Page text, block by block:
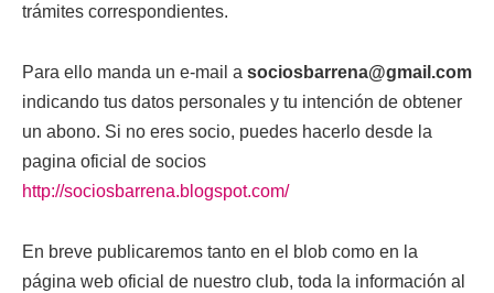
trámites correspondientes.
Para ello manda un e-mail a sociosbarrena@gmail.com
indicando tus datos personales y tu intención de obtener
un abono. Si no eres socio, puedes hacerlo desde la
pagina oficial de socios
http://sociosbarrena.blogspot.com/
En breve publicaremos tanto en el blob como en la
página web oficial de nuestro club, toda la información al